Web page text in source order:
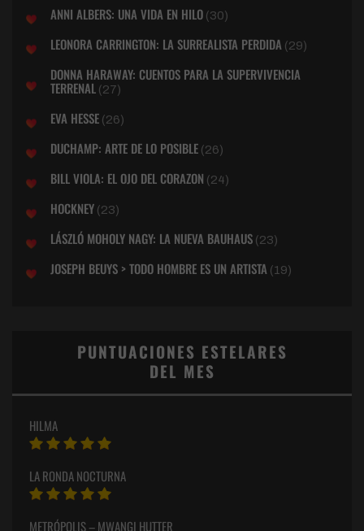
ANNI ALBERS: UNA VIDA EN HILO (30)
LEONORA CARRINGTON: LA SURREALISTA PERDIDA (29)
DONNA HARAWAY: CUENTOS PARA LA SUPERVIVENCIA
TERRENAL (27)
EVA HESSE (26)
DUCHAMP: ARTE DE LO POSIBLE (26)
BILL VIOLA: EL OJO DEL CORAZON (24)
HOCKNEY (23)
LÁSZLÓ MOHOLY NAGY: LA NUEVA BAUHAUS (23)
JOSEPH BEUYS > TODO HOMBRE ES UN ARTISTA (19)
PUNTUACIONES ESTELARES
DEL MES
HILMA
LA RONDA NOCTURNA
METRÓPOLIS – MWANGI HUTTER